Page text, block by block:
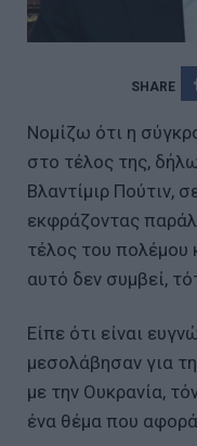
Νομίζω ότι η
στο τέλος της,
Βλαντίμιρ Πούτιν,
εκφράζοντας
τέλος του
αυτό δεν συμβεί,
Είπε ότι είναι
μεσολάβησαν για
με την Ουκρανία,
ένα θέμα που